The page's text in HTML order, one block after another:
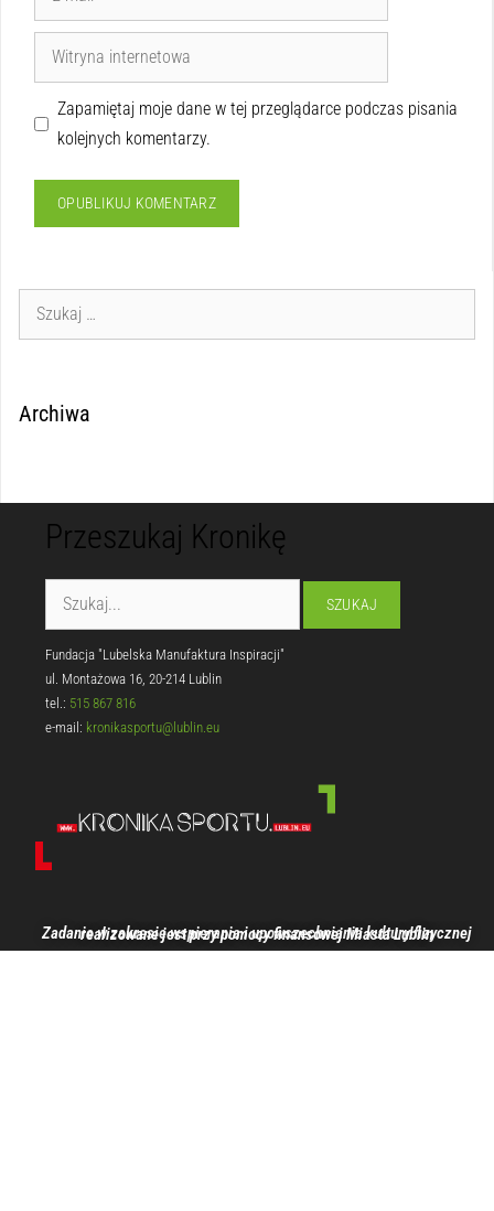
Zapamiętaj moje dane w tej przeglądarce podczas pisania
kolejnych komentarzy.
Archiwa
Przeszukaj Kronikę
Fundacja "Lubelska Manufaktura Inspiracji"
ul. Montażowa 16, 20-214 Lublin
tel.: 515 867 816
e-mail: kronikasportu@lublin.eu
Zadanie w zakresie wspierania i upowszechniania kultury fizycznej realizowane jest przy pomocy finansowej Miasta Lublin